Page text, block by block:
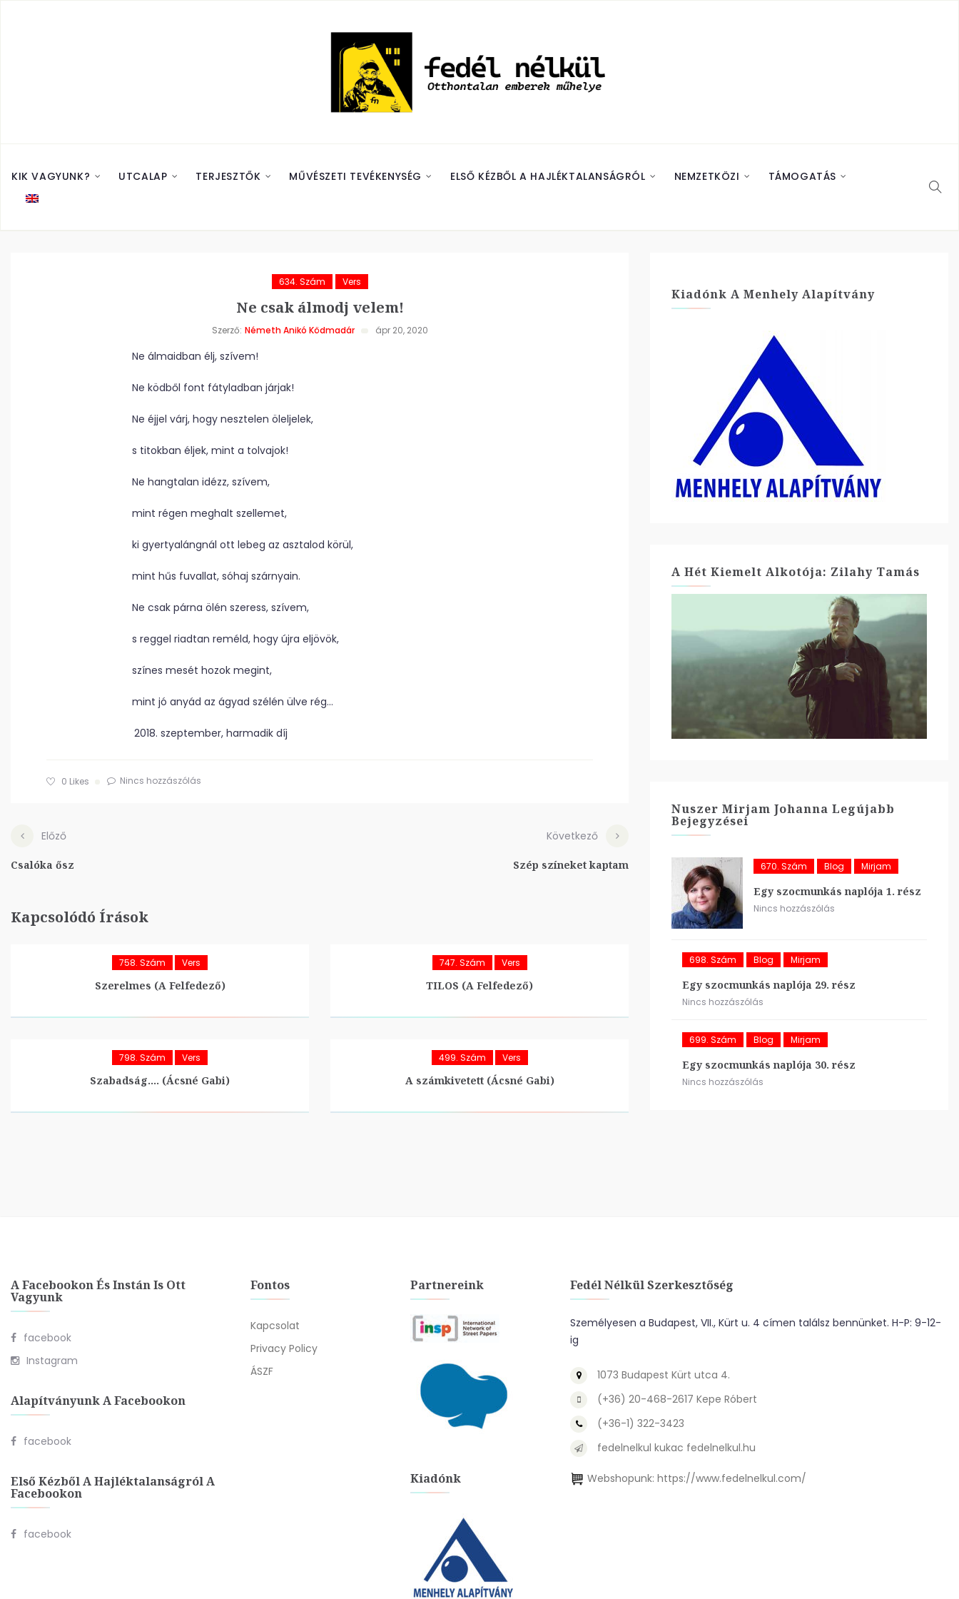
KIK VAGYUNK? UTCALAP TERJESZTŐK MŰVÉSZETI TEVÉKENYSÉG ELSŐ KÉZBŐL A HAJLÉKTALANSÁGRÓL NEMZETKÖZI TÁMOGATÁS
634. Szám Vers
Ne csak álmodj velem!
Szerző: Németh Anikó Ködmadár ápr 20, 2020
Ne álmaidban élj, szívem!
Ne ködből font fátyladban járjak!
Ne éjjel várj, hogy nesztelen öleljelek,
s titokban éljek, mint a tolvajok!
Ne hangtalan idézz, szívem,
mint régen meghalt szellemet,
ki gyertyalángnál ott lebeg az asztalod körül,
mint hűs fuvallat, sóhaj szárnyain.
Ne csak párna ölén szeress, szívem,
s reggel riadtan reméld, hogy újra eljövök,
színes mesét hozok megint,
mint jó anyád az ágyad szélén ülve rég…
szeptember, harmadik díj
0 Likes Nincs hozzászólás
Előző
Csalóka ősz
Következő
Szép színeket kaptam
Kapcsolódó Írások
758. Szám Vers
Szerelmes (A Felfedező)
747. Szám Vers
TILOS (A Felfedező)
798. Szám Vers
Szabadság…. (Ácsné Gabi)
499. Szám Vers
A számkivetett (Ácsné Gabi)
Kiadónk A Menhely Alapítvány
A Hét Kiemelt Alkotója: Zilahy Tamás
Nuszer Mirjam Johanna Legújabb
Bejegyzései
670. Szám Blog Mirjam
Egy szocmunkás naplója 1. rész
Nincs hozzászólás
698. Szám Blog Mirjam
Egy szocmunkás naplója 29. rész
Nincs hozzászólás
699. Szám Blog Mirjam
Egy szocmunkás naplója 30. rész
Nincs hozzászólás
A Facebookon És Instán Is Ott
Vagyunk
facebook
Instagram
Alapítványunk A Facebookon
facebook
Első Kézből A Hajléktalanságról A
Facebookon
facebook
Fontos
Kapcsolat
Privacy Policy
ÁSZF
Partnereink
Kiadónk
Fedél Nélkül Szerkesztőség
Személyesen a Budapest, VII., Kürt u. 4 címen találsz bennünket. H-P: 9-12-
ig
1073 Budapest Kürt utca 4.
(+36) 20-468-2617 Kepe Róbert
(+36-1) 322-3423
fedelnelkul kukac fedelnelkul.hu
Webshopunk: https://www.fedelnelkul.com/